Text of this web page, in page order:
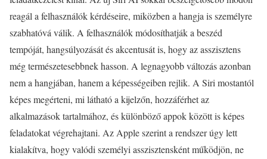
reagál a felhasználók kérdéseire, miközben a hangja is személyre
szabhatóvá válik. A felhasználók módosíthatják a beszéd
tempóját, hangsúlyozását és akcentusát is, hogy az asszisztens
még természetesebbnek hasson. A legnagyobb változás azonban
nem a hangjában, hanem a képességeiben rejlik. A Siri mostantól
képes megérteni, mi látható a kijelzőn, hozzáférhet az
alkalmazások tartalmához, és különböző appok között is képes
feladatokat végrehajtani. Az Apple szerint a rendszer úgy lett
kialakítva, hogy valódi személyi asszisztensként működjön, ne